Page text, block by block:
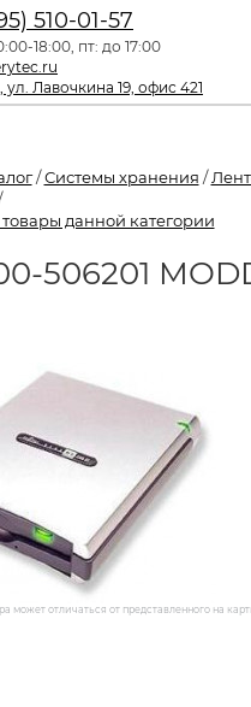
510-01-57
18:00, пт: до 17:00
Лавочкина 19, офис 421
/Системы хранения /
товары данной категории
506201
может отличаться от представленного на